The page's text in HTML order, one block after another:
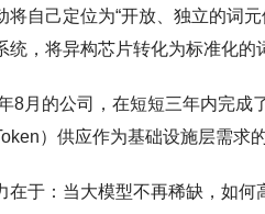
将自己定位为“开放、独立的词
统，将异构芯片转化为标准化的
8月的公司，在短短三年内完成
）供应作为基础设施层需求
在于：当大模型不再稀缺，如何